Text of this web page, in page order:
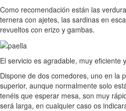
Como recomendación están las
ternera con ajetes, las sardinas en
revueltos con erizo y gambas.
El servicio es agradable, muy eficiente
Dispone de dos comedores, uno en la
superior, aunque normalmente solo
tenéis que esperar mesa, son muy
será larga, en cualquier caso os